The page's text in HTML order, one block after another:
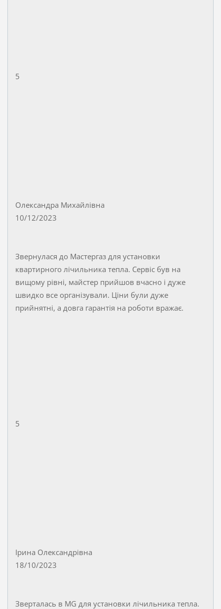
5
Олександра Михайлівна
10/12/2023
Звернулася до Мастергаз для установки
квартирного лічильника тепла. Сервіс був на
вищому рівні, майстер прийшов вчасно і дуже
швидко все організували. Ціни були дуже
прийнятні, а довга гарантія на роботи вражає.
5
Ірина Олександрівна
18/10/2023
Зверталась в MG для установки лічильника тепла.